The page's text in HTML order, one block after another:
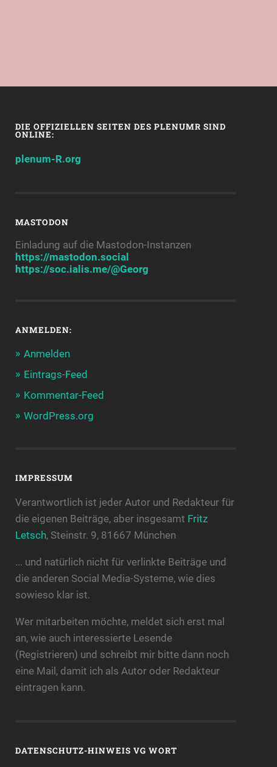
DIE OFFIZIELLEN SEITEN DES PLENUMR SIND
ONLINE:
plenum-R.org
MASTODON
Einladung auf die Mastodon-Instanzen
https://mastodon.social
https://soc.ialis.me/@Georg
ANMELDEN:
Anmelden
Eintrags-Feed
Kommentar-Feed
WordPress.org
IMPRESSUM
Verantwortlich ist jeder Autor und Redakteur für
die eigenen Beiträge, aber insgesamt Fritz
Letsch, Steinstr. 9, 81667 München
... und natürlich nicht für verlinkte Beiträge und
die anderen Social Media-Systeme, wie dies
sowieso klar ist.
Wer mitarbeiten möchte, meldet sich erst mal
an, wie auch interessierte Lesende
(Registrieren) und schreibt mir bitte dann noch
eine Mail, damit ich als Autor oder Redakteur
eintragen kann.
DATENSCHUTZ-HINWEIS VG WORT